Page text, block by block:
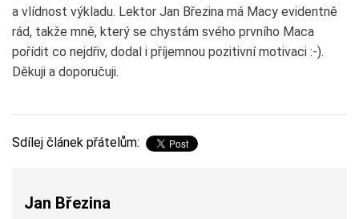
a vlídnost výkladu. Lektor Jan Březina má Macy evidentně
rád, takže mně, který se chystám svého prvního Maca
pořídit co nejdřiv, dodal i příjemnou pozitivní motivaci :-).
Děkuji a doporučuji.
Sdílej článek přátelům:
Jan Březina